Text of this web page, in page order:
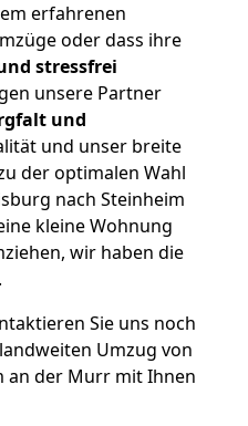
erfahrenen
oder dass ihre
stressfrei
unsere Partner
und
und unser breite
der optimalen Wahl
nach Steinheim
kleine Wohnung
wir haben die
Sie uns noch
Umzug von
an der Murr mit Ihnen